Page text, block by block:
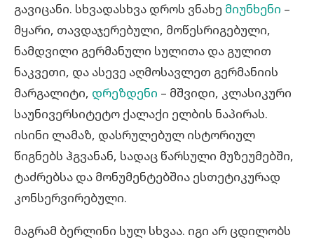
გავიცანი. სხვადასხვა დროს ვნახე მიუნხენი –
მყარი, თავდაჯერებული, მოწესრიგებული,
ნამდვილი გერმანული სულითა და გულით
ნაკვეთი, და ასევე აღმოსავლეთ გერმანიის
მარგალიტი, დრეზდენი – მშვიდი, კლასიკური
საუნივერსიტეტო ქალაქი ელბის ნაპირას.
ისინი ლამაზ, დასრულებულ ისტორიულ
წიგნებს ჰგვანან, სადაც წარსული მუზეუმებში,
ტაძრებსა და მონუმენტებშია ესთეტიკურად
კონსერვირებული.
მაგრამ ბერლინი სულ სხვაა. იგი არ ცდილობს